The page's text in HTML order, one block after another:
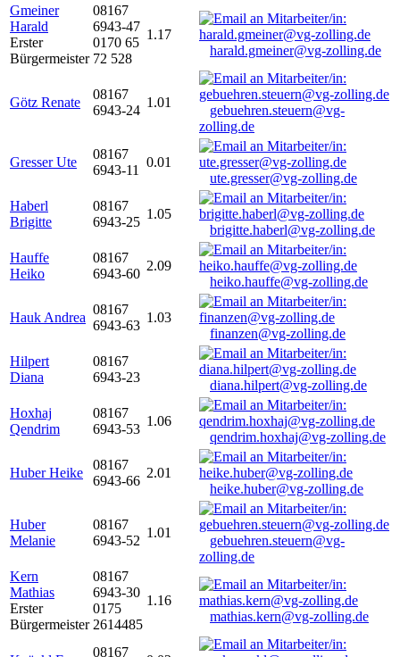
Gmeiner
Harald
Erster
Bürgermeister
08167
6943-47
0170 65
72 528
1.17
harald.gmeiner@vg-zolling.de
Götz Renate
08167
6943-24
1.01
gebuehren.steuern@vg-
zolling.de
Gresser Ute
08167
6943-11
0.01
ute.gresser@vg-zolling.de
Haberl
Brigitte
08167
6943-25
1.05
brigitte.haberl@vg-zolling.de
Hauffe
Heiko
08167
6943-60
2.09
heiko.hauffe@vg-zolling.de
Hauk Andrea
08167
6943-63
1.03
finanzen@vg-zolling.de
Hilpert
Diana
08167
6943-23
diana.hilpert@vg-zolling.de
Hoxhaj
Qendrim
08167
6943-53
1.06
qendrim.hoxhaj@vg-zolling.de
Huber Heike
08167
6943-66
2.01
heike.huber@vg-zolling.de
Huber
Melanie
08167
6943-52
1.01
gebuehren.steuern@vg-
zolling.de
Kern
Mathias
Erster
Bürgermeister
08167
6943-30
0175
2614485
1.16
mathias.kern@vg-zolling.de
08167